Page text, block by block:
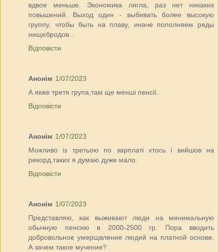
вдвое меньше. Экономика лягла, раз нет никаких
повышений. Выход один - выбивать более высокую
группу, чтобы быть на плаву, иначе пополняем ряды
нищебродов...
Відповісти
Анонім 1/07/2023
А якже третя група,там ще менші пенсії.
Відповісти
Анонім 1/07/2023
Можливо із третьою по зарплаті хтось і вийшов на
рекорд,таких я думаю дуже мало.
Відповісти
Анонім 1/07/2023
Представляю, как выживают люди на минимальную
обычную пенсию в 2000-2500 гр. Пора вводить
добровольное умерщвление людей на платной основе.
А зачем такое мучение?